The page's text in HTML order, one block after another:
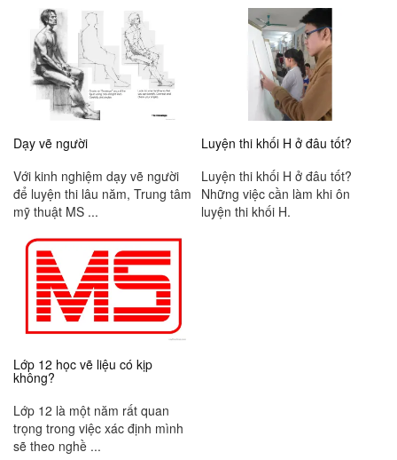
Dạy vẽ người
Với kinh nghiệm dạy vẽ người
để luyện thi lâu năm, Trung tâm
mỹ thuật MS ...
Luyện thi khối H ở đâu tốt?
Luyện thi khối H ở đâu tốt?
Những việc cần làm khi ôn
luyện thi khối H.
Lớp 12 học vẽ liệu có kịp
không?
Lớp 12 là một năm rất quan
trọng trong việc xác định mình
sẽ theo nghề ...